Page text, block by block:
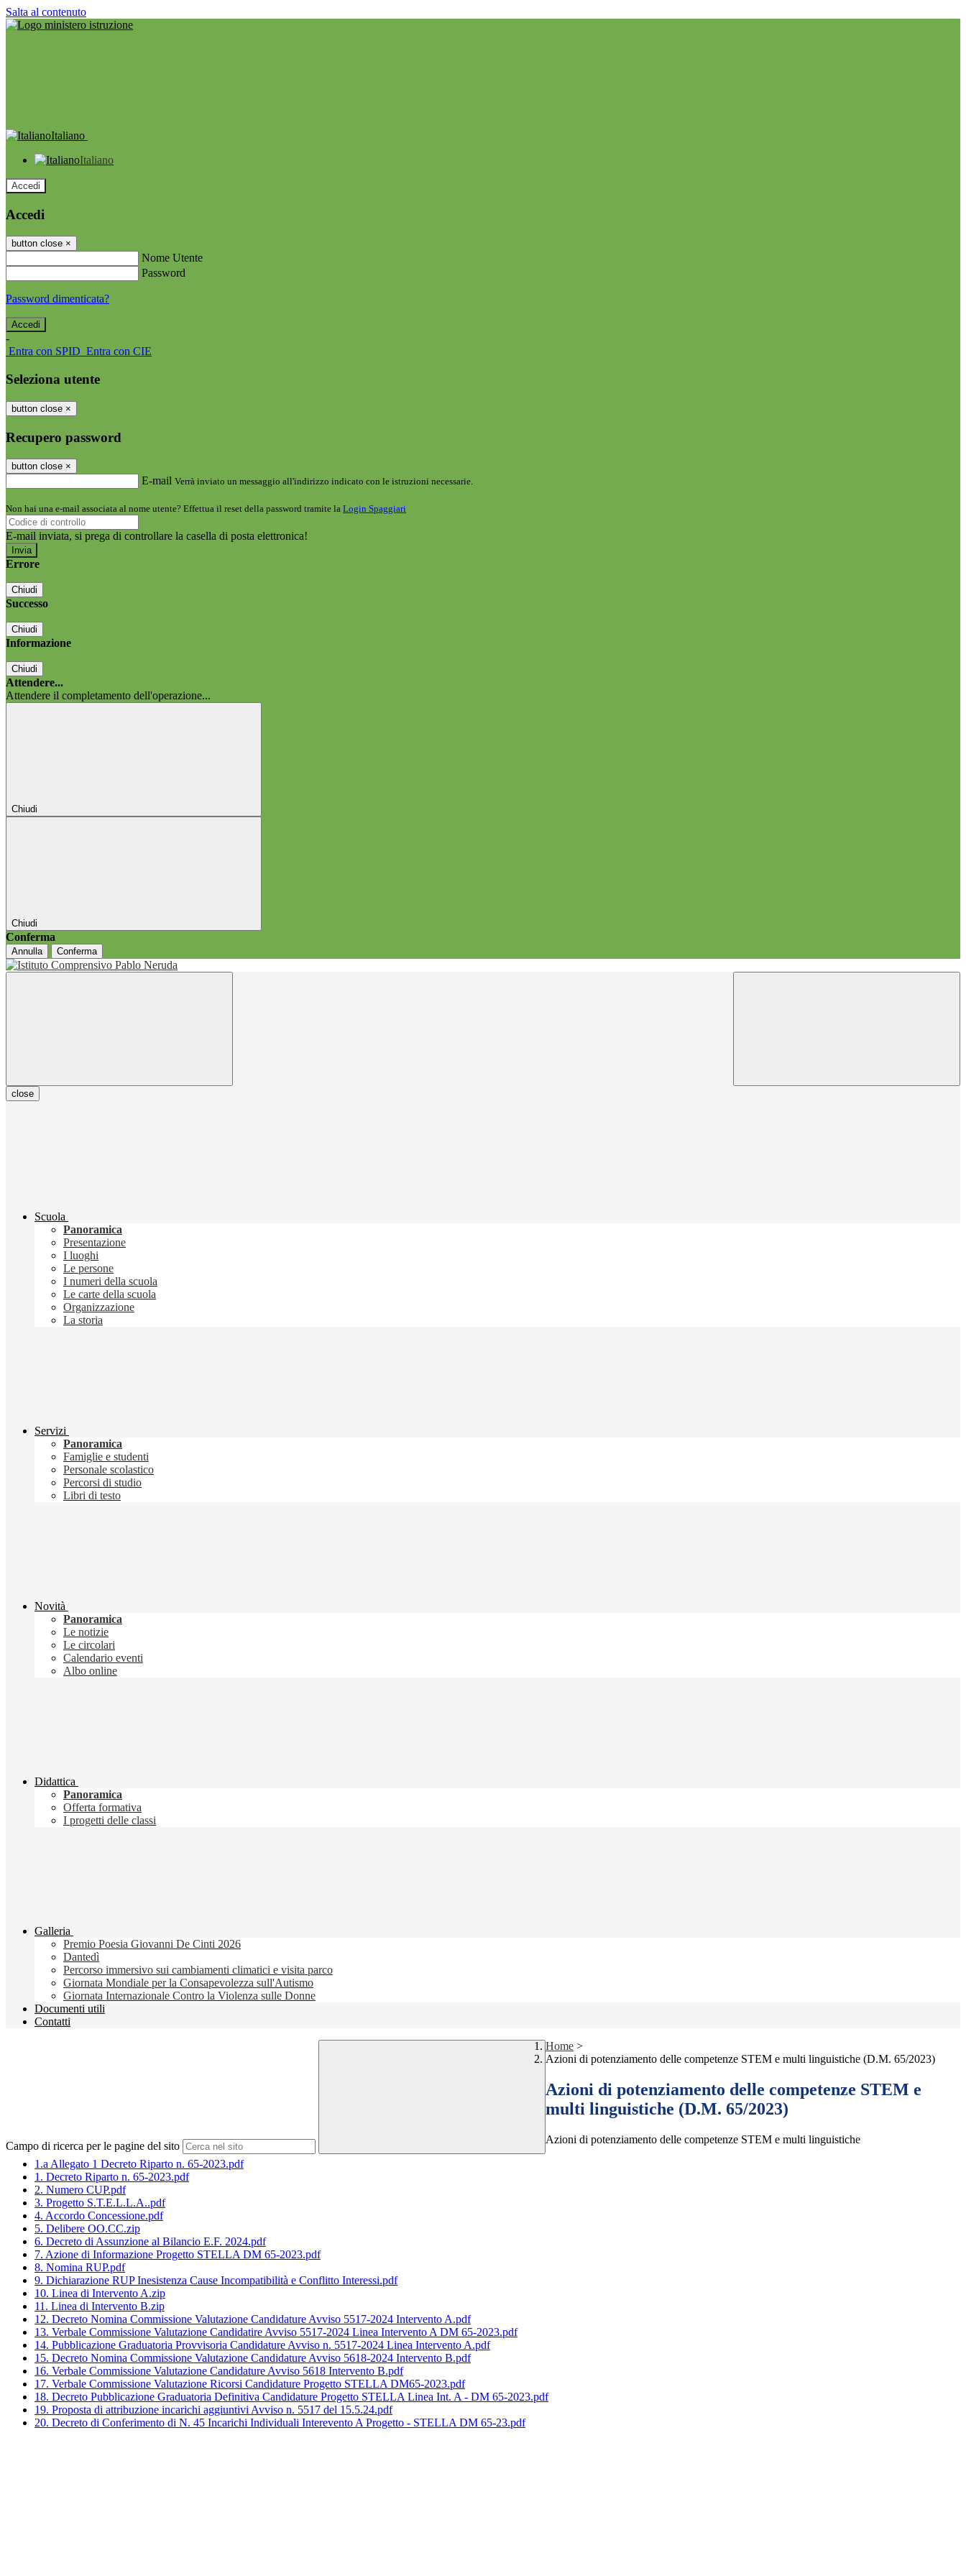
Salta al contenuto
Italiano
Italiano
Accedi
Accedi
button close ×
Nome Utente
Password
Password dimenticata?
-
Entra con SPID Entra con CIE
Seleziona utente
button close ×
Recupero password
button close ×
E-mail Verrà inviato un messaggio all'indirizzo indicato con le istruzioni necessarie.
Non hai una e-mail associata al nome utente? Effettua il reset della password tramite la Login Spaggiari
E-mail inviata, si prega di controllare la casella di posta elettronica!
Errore
Chiudi
Successo
Chiudi
Informazione
Chiudi
Attendere...
Attendere il completamento dell'operazione...
Chiudi
Chiudi
Conferma
Annulla Conferma
close
Scuola
Panoramica
Presentazione
I luoghi
Le persone
I numeri della scuola
Le carte della scuola
Organizzazione
La storia
Servizi
Panoramica
Famiglie e studenti
Personale scolastico
Percorsi di studio
Libri di testo
Novità
Panoramica
Le notizie
Le circolari
Calendario eventi
Albo online
Didattica
Panoramica
Offerta formativa
I progetti delle classi
Galleria
Premio Poesia Giovanni De Cinti 2026
Dantedì
Percorso immersivo sui cambiamenti climatici e visita parco
Giornata Mondiale per la Consapevolezza sull'Autismo
Giornata Internazionale Contro la Violenza sulle Donne
Documenti utili
Contatti
Campo di ricerca per le pagine del sito
Home >
Azioni di potenziamento delle competenze STEM e multi linguistiche (D.M. 65/2023)
Azioni di potenziamento delle competenze STEM e
multi linguistiche (D.M. 65/2023)
Azioni di potenziamento delle competenze STEM e multi linguistiche
1.a Allegato 1 Decreto Riparto n. 65-2023.pdf
1. Decreto Riparto n. 65-2023.pdf
2. Numero CUP.pdf
3. Progetto S.T.E.L.L.A..pdf
4. Accordo Concessione.pdf
5. Delibere OO.CC.zip
6. Decreto di Assunzione al Bilancio E.F. 2024.pdf
7. Azione di Informazione Progetto STELLA DM 65-2023.pdf
8. Nomina RUP.pdf
9. Dichiarazione RUP Inesistenza Cause Incompatibilità e Conflitto Interessi.pdf
10. Linea di Intervento A.zip
11. Linea di Intervento B.zip
12. Decreto Nomina Commissione Valutazione Candidature Avviso 5517-2024 Intervento A.pdf
13. Verbale Commissione Valutazione Candidatire Avviso 5517-2024 Linea Intervento A DM 65-2023.pdf
14. Pubblicazione Graduatoria Provvisoria Candidature Avviso n. 5517-2024 Linea Intervento A.pdf
15. Decreto Nomina Commissione Valutazione Candidature Avviso 5618-2024 Intervento B.pdf
16. Verbale Commissione Valutazione Candidature Avviso 5618 Intervento B.pdf
17. Verbale Commissione Valutazione Ricorsi Candidature Progetto STELLA DM65-2023.pdf
18. Decreto Pubblicazione Graduatoria Definitiva Candidature Progetto STELLA Linea Int. A - DM 65-2023.pdf
19. Proposta di attribuzione incarichi aggiuntivi Avviso n. 5517 del 15.5.24.pdf
20. Decreto di Conferimento di N. 45 Incarichi Individuali Interevento A Progetto - STELLA DM 65-23.pdf